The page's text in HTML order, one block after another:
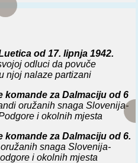
i s. Podgore (blizu Ribnice) 3.
Cankar- i 4. slovenačka NOU
kolonu 71. bataljona crnih
razbile neprijatelja i odbacile
su ostale brigade vodile
iz s. Dolenje Vasi i s.
Pelješac izvršili desant delovi
iz Ploča i Metkovića,
7. SS i 118. pešadijske
iznenadio 13. dalmatinsku
mostobran i u
brigadu u pravcu s. Trpnja.
od 17. lipnja 1942.
odluci da povuče
njoj nalaze partizani
komande za Dalmaciju od 6
oružanih snaga Slovenija-
i okolnih mjesta
za Dalmaciju od 6.
snaga Slovenija-
i okolnih mjesta